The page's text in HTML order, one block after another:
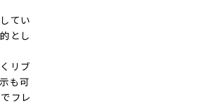
てい
とし
リブ
も可
フレ